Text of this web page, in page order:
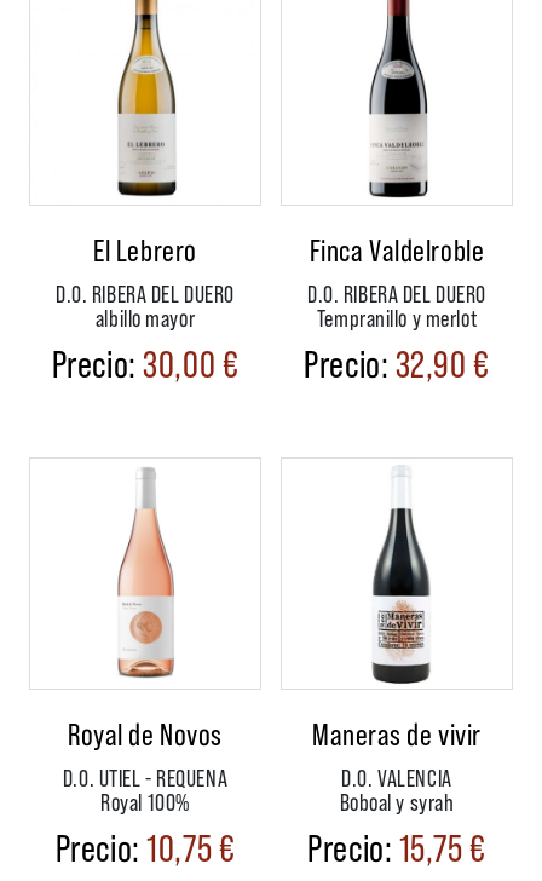
El Lebrero
D.O. RIBERA DEL DUERO
albillo mayor
30,00€
Finca Valdelroble
D.O. RIBERA DEL DUERO
Tempranillo y merlot
32,90€
Royal de Novos
D.O. UTIEL - REQUENA
Royal 100%
10,75€
Maneras de vivir
D.O. VALENCIA
Boboal y syrah
15,75€